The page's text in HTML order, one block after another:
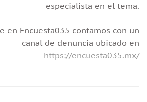
especialista en el tema.
en Encuesta035 contamos con un
canal de denuncia ubicado en
https://encuesta035.mx/